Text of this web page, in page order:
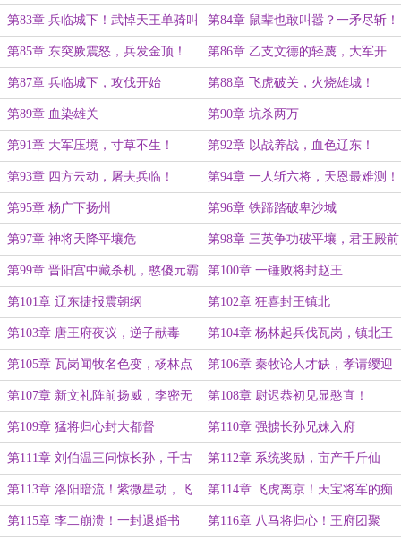
现！
第83章 兵临城下！武悼天王单骑叫
阵！
第84章 鼠辈也敢叫嚣？一矛尽斩！
第85章 东突厥震怒，兵发金顶！ 第86章 乙支文德的轻蔑，大军开
拔！
第87章 兵临城下，攻伐开始 第88章 飞虎破关，火烧雄城！
第89章 血染雄关 第90章 坑杀两万
第91章 大军压境，寸草不生！ 第92章 以战养战，血色辽东！
第93章 四方云动，屠夫兵临！ 第94章 一人斩六将，天恩最难测！
第95章 杨广下扬州 第96章 铁蹄踏破卑沙城
第97章 神将天降平壤危 第98章 三英争功破平壤，君王殿前
亡！
第99章 晋阳宫中藏杀机，憨傻元霸
求官爵！
第100章 一锤败将封赵王
第101章 辽东捷报震朝纲 第102章 狂喜封王镇北
第103章 唐王府夜议，逆子献毒
计！
第104章 杨林起兵伐瓦岗，镇北王
定策安辽东！
第105章 瓦岗闻牧名色变，杨林点
将论裴三！
第106章 秦牧论人才缺，孝请缨迎
亲眷！
第107章 新文礼阵前扬威，李密无
耻下毒手！
第108章 尉迟恭初见显憨直！
第109章 猛将归心封大都督 第110章 强掳长孙兄妹入府
第111章 刘伯温三问惊长孙，千古
贤后择明主！
第112章 系统奖励，亩产千斤仙
粮！
第113章 洛阳暗流！紫微星动，飞
虎入京！
第114章 飞虎离京！天宝将军的痴
情嘱托！
第115章 李二崩溃！一封退婚书 第116章 八马将归心！王府团聚